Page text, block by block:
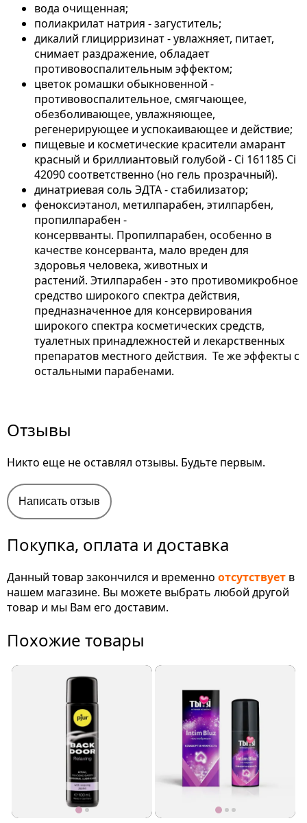
вода очищенная;
полиакрилат натрия - загуститель;
дикалий глицирризинат - увлажняет, питает,
снимает раздражение, обладает
противовоспалительным эффектом;
цветок ромашки обыкновенной -
противовоспалительное, смягчающее,
обезболивающее, увлажняющее,
регенерирующее и успокаивающее и действие;
пищевые и косметические красители амарант
красный и бриллиантовый голубой - Ci 161185 Ci
42090 соответственно (но гель прозрачный).
динатриевая соль ЭДТА - стабилизатор;
феноксиэтанол, метилпарабен, этилпарбен,
пропилпарабен -
консервванты. Пропилпарабен, особенно в
качестве консерванта, мало вреден для
здоровья человека, животных и
растений. Этилпарабен - это противомикробное
средство широкого спектра действия,
предназначенное для консервирования
широкого спектра косметических средств,
туалетных принадлежностей и лекарственных
препаратов местного действия. Те же эффекты с
остальными парабенами.
Отзывы
Никто еще не оставлял отзывы. Будьте первым.
Написать отзыв
Покупка, оплата и доставка
Данный товар закончился и временно отсутствует в
нашем магазине. Вы можете выбрать любой другой
товар и мы Вам его доставим.
Похожие товары